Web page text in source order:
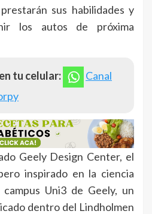
sus habilidades y
los autos de próxima
tu celular:
Canal
Geely Design Center, el
inspirado en la ciencia
Uni3 de Geely, un
dentro del Lindholmen